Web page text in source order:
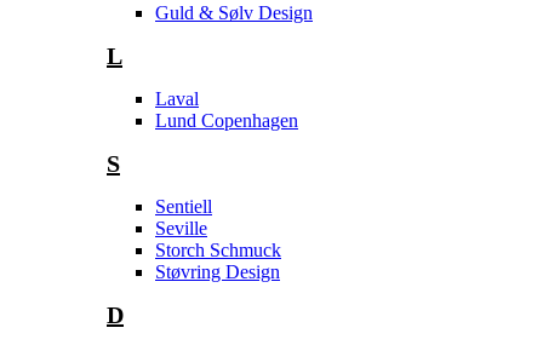
Guld & Sølv Design
L
Laval
Lund Copenhagen
S
Sentiell
Seville
Storch Schmuck
Støvring Design
D